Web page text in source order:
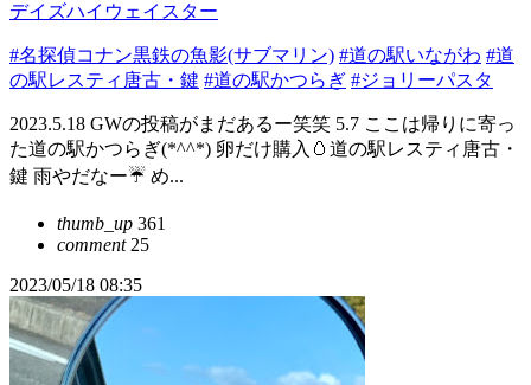
デイズハイウェイスター
#名探偵コナン黒鉄の魚影(サブマリン) #道の駅いながわ #道
の駅レスティ唐古・鍵 #道の駅かつらぎ #ジョリーパスタ
2023.5.18 GWの投稿がまだあるー笑笑 5.7 ここは帰りに寄っ
た道の駅かつらぎ(*^^*) 卵だけ購入🥚道の駅レスティ唐古・
鍵 雨やだなー☔ め...
thumb_up 361
comment25
2023/05/18 08:35